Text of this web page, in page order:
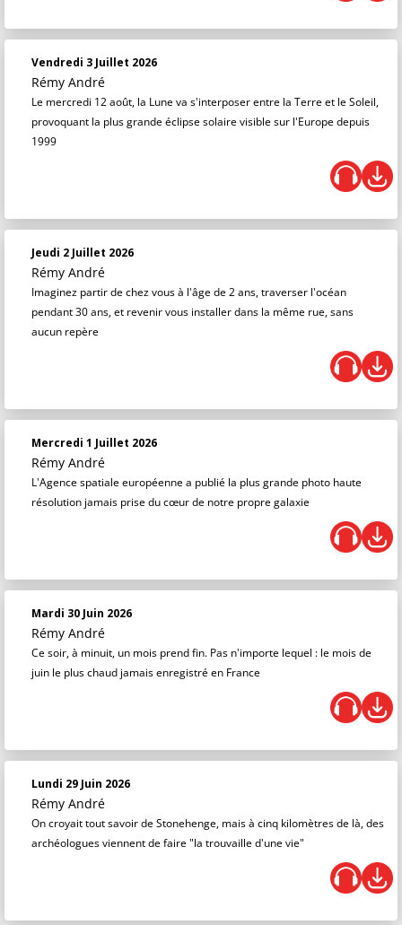
Vendredi 3 Juillet 2026
Rémy André
Le mercredi 12 août, la Lune va s'interposer entre la Terre et le Soleil,
provoquant la plus grande éclipse solaire visible sur l'Europe depuis
1999
Jeudi 2 Juillet 2026
Rémy André
Imaginez partir de chez vous à l'âge de 2 ans, traverser l'océan
pendant 30 ans, et revenir vous installer dans la même rue, sans
aucun repère
Mercredi 1 Juillet 2026
Rémy André
L'Agence spatiale européenne a publié la plus grande photo haute
résolution jamais prise du cœur de notre propre galaxie
Mardi 30 Juin 2026
Rémy André
Ce soir, à minuit, un mois prend fin. Pas n'importe lequel : le mois de
juin le plus chaud jamais enregistré en France
Lundi 29 Juin 2026
Rémy André
On croyait tout savoir de Stonehenge, mais à cinq kilomètres de là, des
archéologues viennent de faire "la trouvaille d'une vie"